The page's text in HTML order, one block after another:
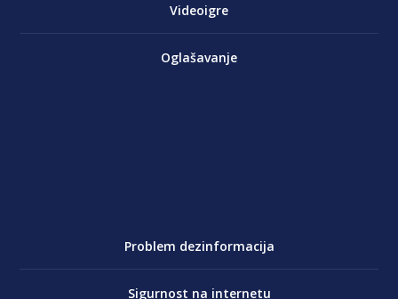
Videoigre
Oglašavanje
Problem dezinformacija
Sigurnost na internetu